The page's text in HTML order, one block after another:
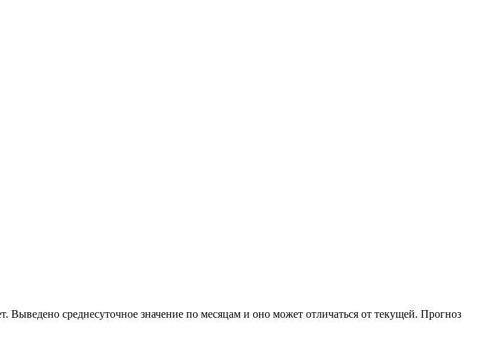
среднесуточное значение по месяцам и оно может отличаться от текущей. Прогноз